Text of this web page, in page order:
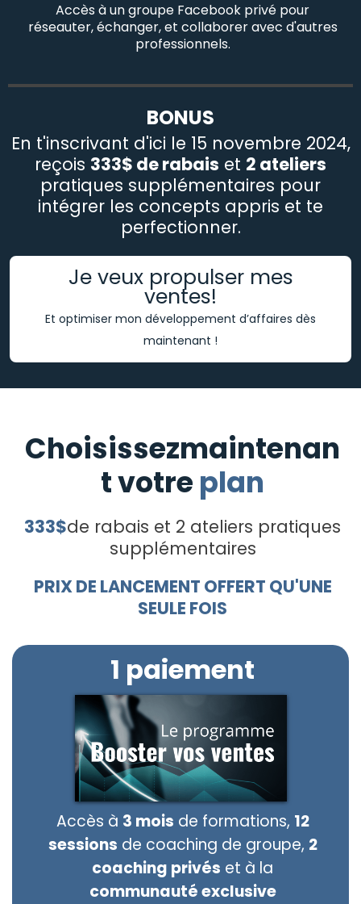
Accès à un groupe Facebook privé pour
réseauter, échanger, et collaborer avec d'autres
professionnels.
BONUS
En t'inscrivant d'ici le 15 novembre 2024,
reçois 333$ de rabais et 2 ateliers
pratiques supplémentaires pour
intégrer les concepts appris et te
perfectionner.
Je veux propulser mes
ventes!
Et optimiser mon développement d’affaires dès
maintenant !
Choisissezmaintenan
t votre plan
333$de rabais et 2 ateliers pratiques
supplémentaires
PRIX DE LANCEMENT OFFERT QU'UNE
SEULE FOIS
1 paiement
Accès à 3 mois de formations, 12
sessions de coaching de groupe, 2
coaching privés et à la
communauté exclusive